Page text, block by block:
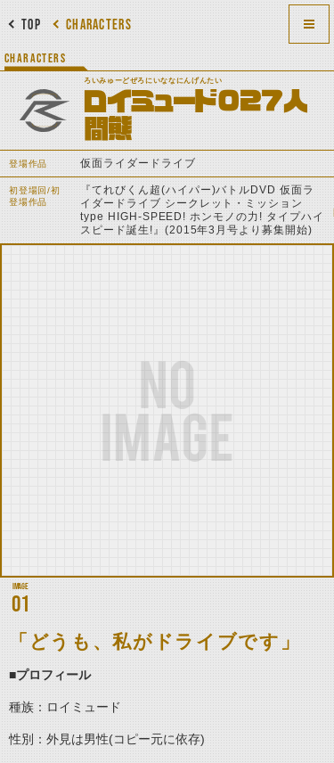
CHARACTERS
TOP
CHARACTERS
ろいみゅーどぜろにいななにんげんたい
ロイミュード027人
間態
登場作品 仮面ライダードライブ
初登場回/初
登場作品
『てれびくん超(ハイパー)バトルDVD 仮面ラ
イダードライブ シークレット・ミッション
type HIGH-SPEED! ホンモノの力! タイプハイ
スピード誕生!』(2015年3月号より募集開始)
01
「どうも、私がドライブです」
■プロフィール
種族：ロイミュード
性別：外見は男性(コピー元に依存)